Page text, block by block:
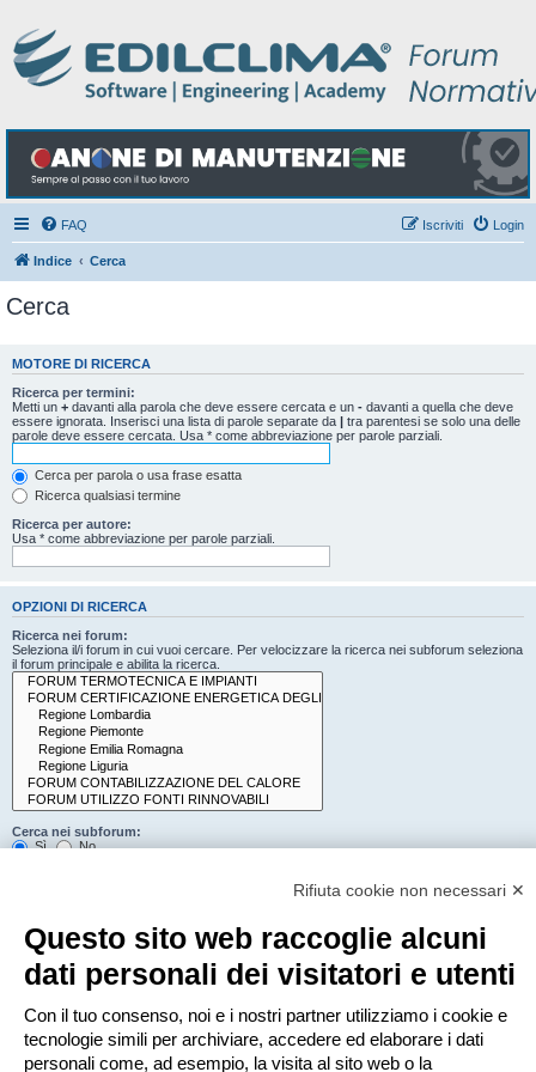
FAQ Login
Iscriviti
Indice Cerca
Cerca
MOTORE DI RICERCA
Ricerca per termini:
Metti un + davanti alla parola che deve essere cercata e un - davanti a quella che deve
essere ignorata. Inserisci una lista di parole separate da | tra parentesi se solo una delle
parole deve essere cercata. Usa * come abbreviazione per parole parziali.
Cerca per parola o usa frase esatta
Ricerca qualsiasi termine
Ricerca per autore:
Usa * come abbreviazione per parole parziali.
OPZIONI DI RICERCA
Ricerca nei forum:
Seleziona il/i forum in cui vuoi cercare. Per velocizzare la ricerca nei subforum seleziona
il forum principale e abilita la ricerca.
Cerca nei subforum:
Sì
No
Solo tra i titoli degli argomenti
Solo il primo messaggio dell’argomento
Mostra i risultati come:
Messaggi
Argomenti
Ordina risultati per:
Crescente
Decrescente
Rifiuta cookie non necessari ✕
Questo sito web raccoglie alcuni
dati personali dei visitatori e utenti
Con il tuo consenso, noi e i nostri partner utilizziamo i cookie e
tecnologie simili per archiviare, accedere ed elaborare i dati
personali come, ad esempio, la visita al sito web o la